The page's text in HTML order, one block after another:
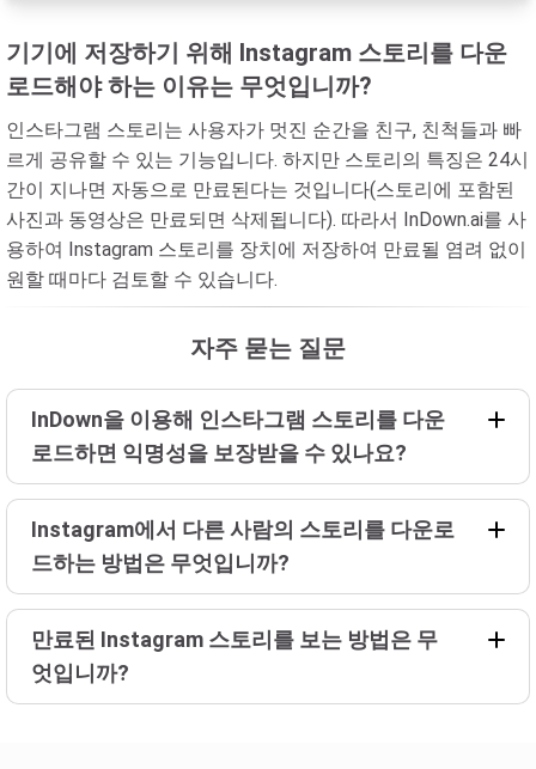
기기에 저장하기 위해 Instagram 스토리를 다운
로드해야 하는 이유는 무엇입니까?
인스타그램 스토리는 사용자가 멋진 순간을 친구, 친척들과 빠
르게 공유할 수 있는 기능입니다. 하지만 스토리의 특징은 24시
간이 지나면 자동으로 만료된다는 것입니다(스토리에 포함된
사진과 동영상은 만료되면 삭제됩니다). 따라서 InDown.ai를 사
용하여 Instagram 스토리를 장치에 저장하여 만료될 염려 없이
원할 때마다 검토할 수 있습니다.
자주 묻는 질문
InDown을 이용해 인스타그램 스토리를 다운
로드하면 익명성을 보장받을 수 있나요?
Instagram에서 다른 사람의 스토리를 다운로
드하는 방법은 무엇입니까?
만료된 Instagram 스토리를 보는 방법은 무
엇입니까?